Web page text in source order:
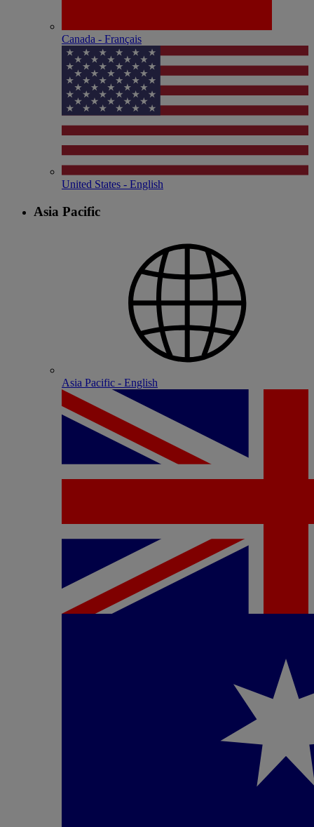
Canada - Français
United States - English
Asia Pacific
Asia Pacific - English